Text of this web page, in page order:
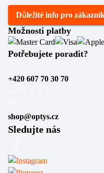
Důležité info pro
Možnosti platby
Potřebujete poradit?
+420 607 70 30 70
shop@optys.cz
Sledujte nás